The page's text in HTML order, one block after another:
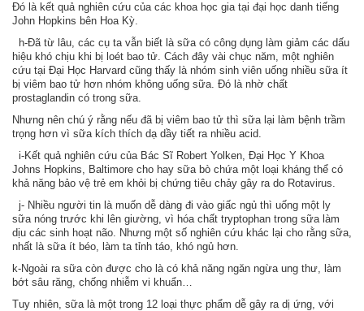
Đó là kết quả nghiên cứu của các khoa học gia tại đại học danh tiếng
John Hopkins bên Hoa Kỳ.
h-Đã từ lâu, các cụ ta vẫn biết là sữa có công dụng làm giảm các dấu
hiệu khó chịu khi bị loét bao tử. Cách đây vài chục năm, một nghiên
cứu tại Đại Học Harvard cũng thấy là nhóm sinh viên uống nhiều sữa ít
bị viêm bao tử hơn nhóm không uống sữa. Đó là nhờ chất
prostaglandin có trong sữa.
Nhưng nên chú ý rằng nếu đã bị viêm bao tử thì sữa lại làm bệnh trầm
trọng hơn vì sữa kích thích dạ dầy tiết ra nhiều acid.
i-Kết quả nghiên cứu của Bác Sĩ Robert Yolken, Đại Học Y Khoa
Johns Hopkins, Baltimore cho hay sữa bò chứa một loại kháng thể có
khả năng bảo vệ trẻ em khỏi bị chứng tiêu chảy gây ra do Rotavirus.
j- Nhiều người tin là muốn dễ dàng đi vào giấc ngủ thì uống một ly
sữa nóng trước khi lên giường, vì hóa chất tryptophan trong sữa làm
dịu các sinh hoạt não. Nhưng một số nghiên cứu khác lại cho rằng sữa,
nhất là sữa ít béo, làm ta tỉnh táo, khó ngủ hơn.
k-Ngoài ra sữa còn được cho là có khả năng ngăn ngừa ung thư, làm
bớt sâu răng, chống nhiễm vi khuẩn…
Tuy nhiên, sữa là một trong 12 loại thực phẩm dễ gây ra dị ứng, với